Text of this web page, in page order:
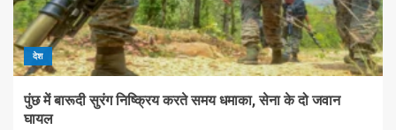
देश
पुंछ में बारूदी सुरंग निष्क्रिय करते समय धमाका, सेना के दो जवान
घायल